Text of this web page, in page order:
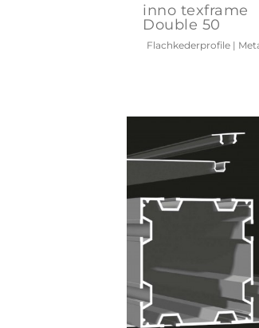
inno texframe
Double 50
Flachkederprofile |